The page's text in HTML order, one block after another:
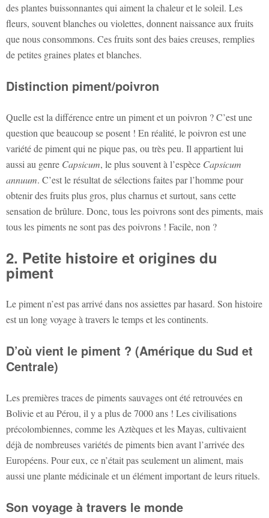
des plantes buissonnantes qui aiment la chaleur et le soleil. Les
fleurs, souvent blanches ou violettes, donnent naissance aux fruits
que nous consommons. Ces fruits sont des baies creuses, remplies
de petites graines plates et blanches.
Distinction piment/poivron
Quelle est la différence entre un piment et un poivron ? C’est une
question que beaucoup se posent ! En réalité, le poivron est une
variété de piment qui ne pique pas, ou très peu. Il appartient lui
aussi au genre Capsicum, le plus souvent à l’espèce Capsicum
annuum. C’est le résultat de sélections faites par l’homme pour
obtenir des fruits plus gros, plus charnus et surtout, sans cette
sensation de brûlure. Donc, tous les poivrons sont des piments, mais
tous les piments ne sont pas des poivrons ! Facile, non ?
2. Petite histoire et origines du
piment
Le piment n’est pas arrivé dans nos assiettes par hasard. Son histoire
est un long voyage à travers le temps et les continents.
D’où vient le piment ? (Amérique du Sud et
Centrale)
Les premières traces de piments sauvages ont été retrouvées en
Bolivie et au Pérou, il y a plus de 7000 ans ! Les civilisations
précolombiennes, comme les Aztèques et les Mayas, cultivaient
déjà de nombreuses variétés de piments bien avant l’arrivée des
Européens. Pour eux, ce n’était pas seulement un aliment, mais
aussi une plante médicinale et un élément important de leurs rituels.
Son voyage à travers le monde